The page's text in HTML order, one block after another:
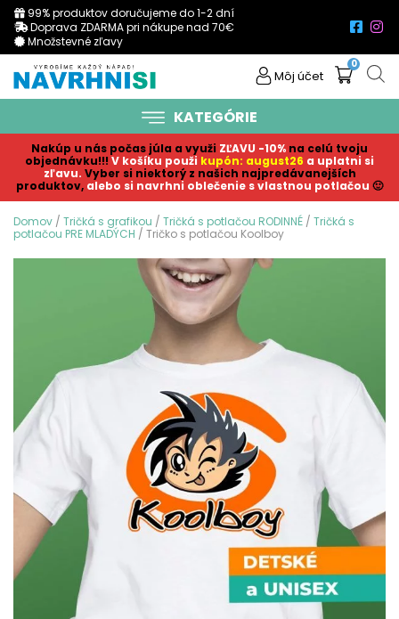
99% produktov doručujeme do 1-2 dní
Doprava ZDARMA pri nákupe nad 70€
Množstevné zľavy
Môj účet
0
KATEGÓRIE
Nakúp u nás počas júla a využi ZĽAVU -10% na celú tvoju
objednávku!!! V košíku použi kupón: august26 a uplatni si
zľavu. Vyber si niektorý z našich najpredávanejších
produktov, alebo si navrhni oblečenie s vlastnou potlačou 🙂
Domov / Tričká s grafikou / Tričká s potlačou RODINNÉ / Tričká s
potlačou PRE MLADÝCH / Tričko s potlačou Koolboy